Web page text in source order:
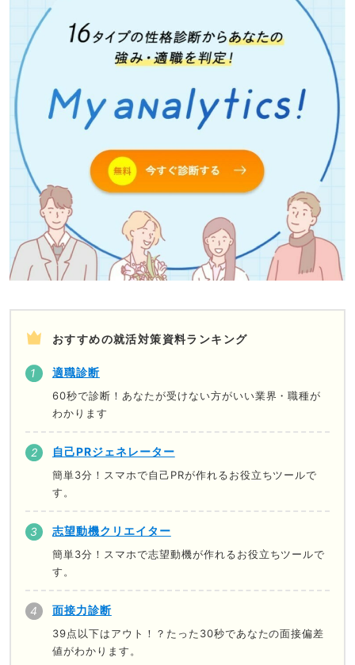
おすすめの就活対策資料ランキング
適職診断
60秒で診断！あなたが受けない方がいい業界・職種が
わかります
自己PRジェネレーター
簡単3分！スマホで自己PRが作れるお役立ちツールで
す。
志望動機クリエイター
簡単3分！スマホで志望動機が作れるお役立ちツールで
す。
面接力診断
39点以下はアウト！？たった30秒であなたの面接偏差
値がわかります。